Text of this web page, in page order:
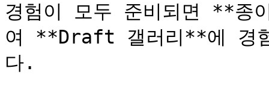
경험이 모두 준비되면 **종
여 **Draft 갤러리**에 경
다.